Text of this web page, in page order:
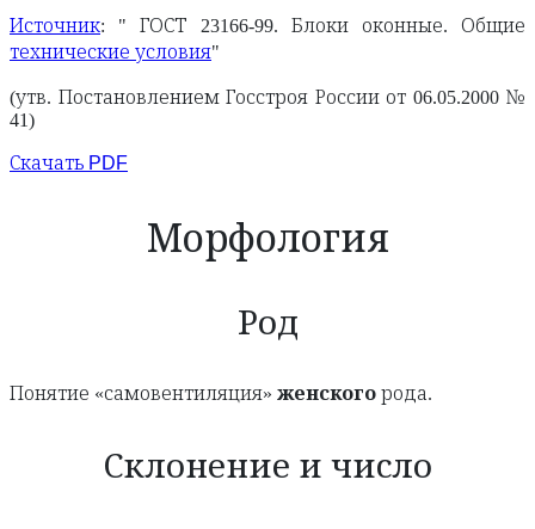
Источник: " ГОСТ 23166-99. Блоки оконные. Общие
технические условия"
(утв. Постановлением Госстроя России от 06.05.2000 №
41)
Скачать PDF
Морфология
Род
Понятие «самовентиляция» женского рода.
Склонение и число